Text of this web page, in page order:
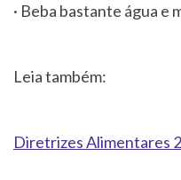
· Beba bastante água e
Leia também:
Diretrizes Alimentares